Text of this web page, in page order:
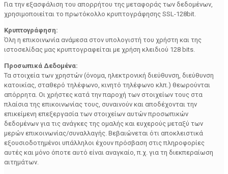
Για την εξασφάλιση του απορρήτου της μεταφοράς των δεδομένων,
χρησιμοποιείται το πρωτόκολλο κρυπτογράφησης SSL-128bit.
Κρυπτογράφηση:
Όλη η επικοινωνία ανάμεσα στον υπολογιστή του χρήστη και της
ιστοσελίδας μας κρυπτογραφείται με χρήση κλειδιού 128 bits.
Προσωπικά Δεδομένα:
Τα στοιχεία των χρηστών (όνομα, ηλεκτρονική διεύθυνση, διεύθυνση
κατοικίας, σταθερό τηλέφωνο, κινητό τηλέφωνο κλπ.) θεωρούνται
απόρρητα. Οι χρήστες κατά την παροχή των στοιχείων τους στα
πλαίσια της επικοινωνίας τους, συναινούν και αποδέχονται την
επικείμενη επεξεργασία των στοιχείων αυτών προσωπικών
δεδομένων για τις ανάγκες της ομαλής και ευχερούς μεταξύ των
μερών επικοινωνίας/συναλλαγής. Βεβαιώνεται ότι αποκλειστικά
εξουσιοδοτημένοι υπάλληλοι έχουν πρόσβαση στις πληροφορίες
αυτές και μόνο όποτε αυτό είναι αναγκαίο, π.χ. για τη διεκπεραίωση
αιτημάτων.